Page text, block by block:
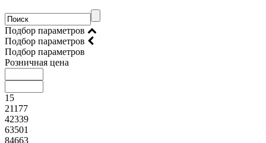
Подбор параметров
Подбор параметров
Подбор параметров
Розничная цена
15
21177
42339
63501
84663